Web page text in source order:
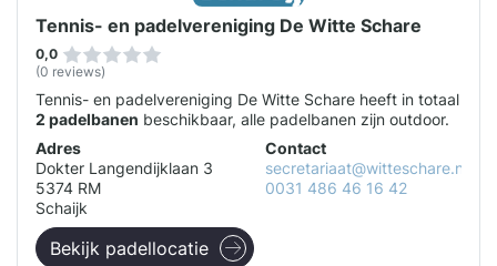
Tennis- en padelvereniging De Witte Schare
0,0
(0 reviews)
Tennis- en padelvereniging De Witte Schare heeft in totaal
2 padelbanen beschikbaar, alle padelbanen zijn outdoor.
Adres
Dokter Langendijklaan 3
5374 RM
Schaijk
Contact
secretariaat@witteschare.nl
0031 486 46 16 42
Bekijk padellocatie